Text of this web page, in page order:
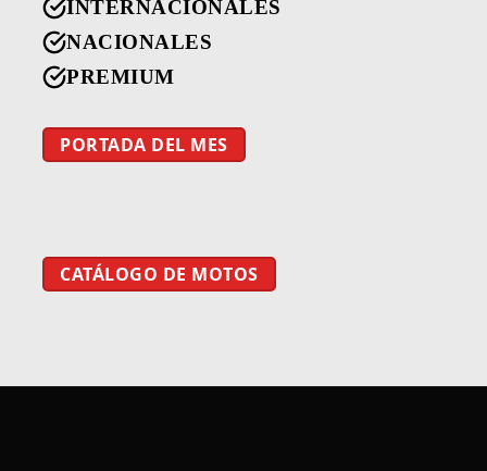
INTERNACIONALES
NACIONALES
PREMIUM
PORTADA DEL MES
CATÁLOGO DE MOTOS